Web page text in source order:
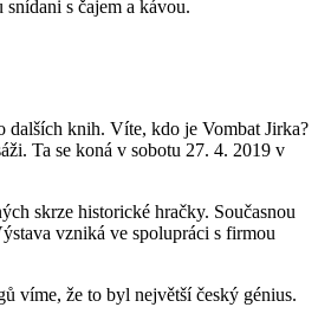
s čajem a kávou.
dalších knih. Víte, kdo je Vombat Jirka?
Ta se koná v sobotu 27. 4. 2019 v
skrze historické hračky. Současnou
vzniká ve spolupráci s firmou
víme, že to byl největší český génius.